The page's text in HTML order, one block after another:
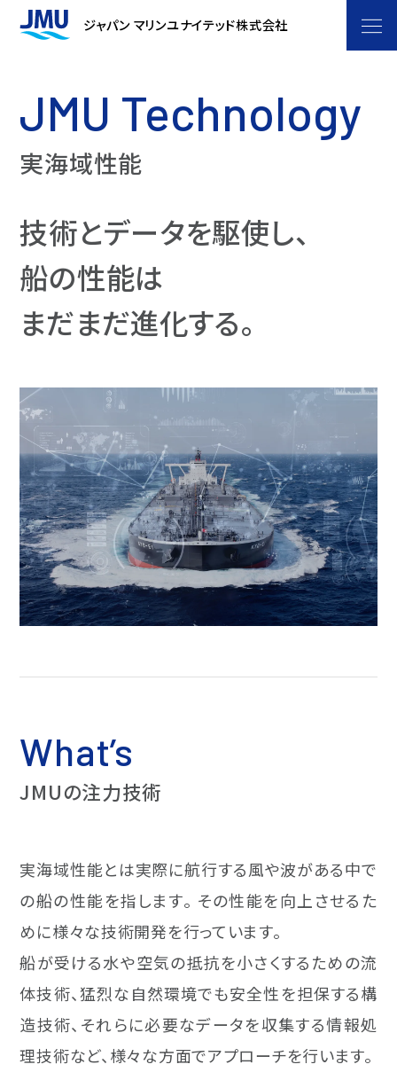
ジャパン マリンユナイテッド株式会社
企業情報
JMU フィロソフィー
会社概要
沿革・あゆみ
拠点一覧
関係会社
JMUストーリー
マーケティングプロジェクト
JMUの注力技術
自動運航船
新燃料
実海域性能
事業紹介
商船事業
艦船事業
海洋・エンジニアリング事業
ライフサイクル事業
技術・研究開発
開発体制
技術研究所 -
GREEN & SMART WORKS LABORATORY
生産センター
氷海技術
構造技術
生産技術
テクニカルレビュー
テクニカルレビュー
製品・サービス
製品
コンテナ船
液化ガス船
自動車運搬船
フェリー・客船
官公庁船
艦艇
SEP船
エンジニアリング
舶用機器
メカトロニクス
実績紹介
サステナビリティ
社会
ガバナンス
採用情報
ニュース
English
調達サイト お問い合わせ
JMU Technology
実海域性能
技術とデータを駆使し、
船の性能は
まだまだ進化する。
What’s
JMUの注力技術
実海域性能とは実際に航行する風や波がある中で
の船の性能を指します。 その性能を向上させるた
めに様々な技術開発を行っています。
船が受ける水や空気の抵抗を小さくするための流
体技術、猛烈な自然環境でも安全性を担保する構
造技術、それらに必要なデータを収集する情報処
理技術など、様々な方面でアプローチを行います。